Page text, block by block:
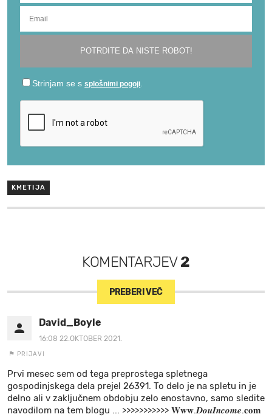
KMETIJA
KOMENTARJEV2
PREBERI VEČ
David_Boyle
16:08 22.OKTOBER 2021.
PRIJAVI
Prvi mesec sem od tega preprostega spletnega
gospodinjskega dela prejel 26391. To delo je na spletu in je
delno ali v zaključnem obdobju zelo enostavno, samo sledite
navodilom na tem blogu ... >>>>>>>>>>> 𝐖𝐰𝐰.𝑫𝒐𝒖𝑰𝒏𝒄𝒐𝒎𝒆.𝐜𝐨𝐦